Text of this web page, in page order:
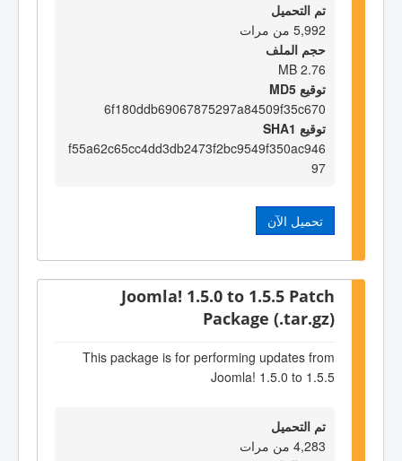
تم التحميل
5,992 من مرات
حجم الملف
2.76 MB
توقيع MD5
6f180ddb69067875297a84509f35c670
توقيع SHA1
f55a62c65cc4dd3db2473f2bc9549f350ac946
97
تحميل الآن
Joomla! 1.5.0 to 1.5.5 Patch
Package (.tar.gz)
This package is for performing updates from
Joomla! 1.5.0 to 1.5.5
تم التحميل
4,283 من مرات